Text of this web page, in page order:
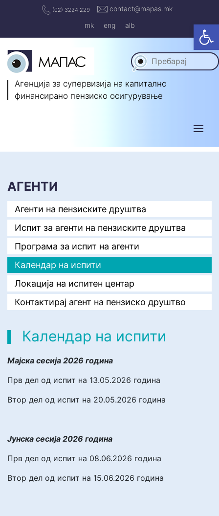
(02) 3224 229
contact@mapas.mk
mk
eng alb
Агенција за супервизија на капитално
финансирано пензиско осигурување
АГЕНТИ
Агенти на пензиските друштва
Испит за агенти на пензиските друштва
Програма за испит на агенти
Календар на испити
Локација на испитен центар
Контактирај агент на пензиско друштво
Календар на испити
Мајска сесија 2026 година
Прв дел од испит на 13.05.2026 година
Втор дел од испит на 20.05.2026 година
Јунска сесија 2026 година
Прв дел од испит на 08.06.2026 година
Втор дел од испит на 15.06.2026 година